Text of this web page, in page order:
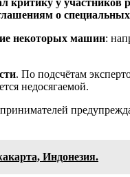
о
некоторых машин:
. По подсчётам
недосягаемой.
Индонезия.